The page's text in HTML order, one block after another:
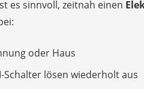
es sinnvoll, zeitnah einen
oder Haus
Schalter lösen wiederholt aus